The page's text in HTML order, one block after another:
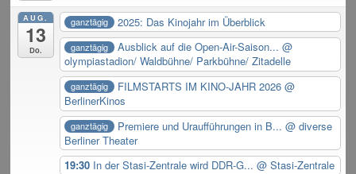
AUG.
13
Do.
ganztägig 2025: Das Kinojahr im Überblick
ganztägig Ausblick auf die Open-Air-Saison... @
olympiastadion/ Waldbühne/ Parkbühne/ Zitadelle
ganztägig FILMSTARTS IM KINO-JAHR 2026 @
BerlinerKinos
ganztägig Premiere und Uraufführungen in B... @ diverse
Berliner Theater
19:30 In der Stasi-Zentrale wird DDR-G...@ Stasi-Zentrale